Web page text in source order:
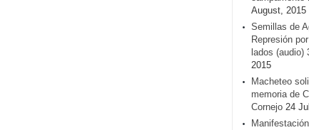
August, 2015
Semillas de
Represión
lados (audio)
2015
Macheteo
memoria de
Cornejo 24